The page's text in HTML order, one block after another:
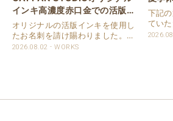
インキ高濃度赤口金での活版名
刺
オリジナルの活版インキを使用し
たお名刺を請け賜わりました。
用紙は新バフン紙Nのきぬを使用
2026.08.02 WORKS
下記
てい
常営